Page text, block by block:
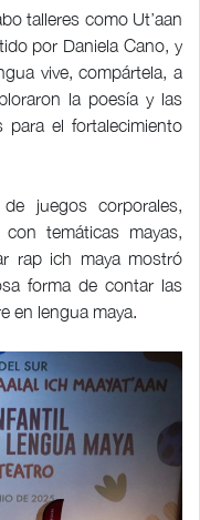
talleres como Ut’aan
por Daniela Cano, y
vive, compártela, a
la poesía y las
para el fortalecimiento
juegos corporales,
temáticas mayas,
rap ich maya mostró
forma de contar las
en lengua maya.